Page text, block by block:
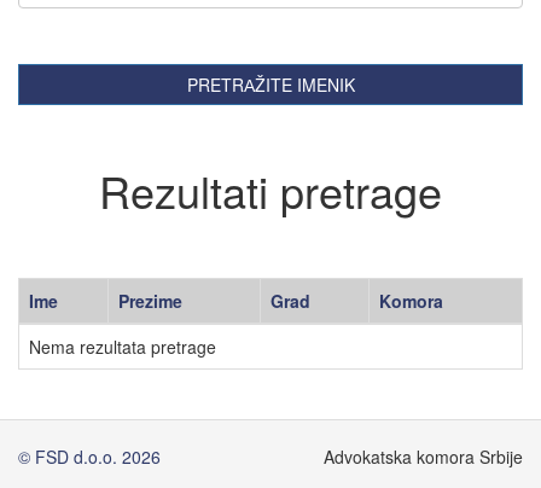
PRETRАŽITE IMENIK
Rezultati pretrage
Ime Prezime Grad
Komora
Nema rezultata pretrage
© FSD d.o.o. 2026 Advokatska komora Srbije